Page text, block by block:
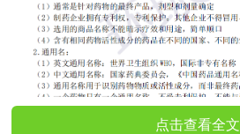
点击查看全文